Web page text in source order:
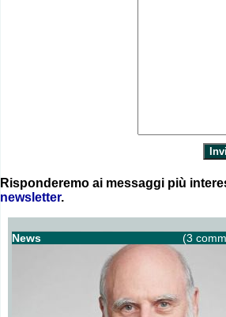
Risponderemo ai messaggi più
newsletter.
News (3